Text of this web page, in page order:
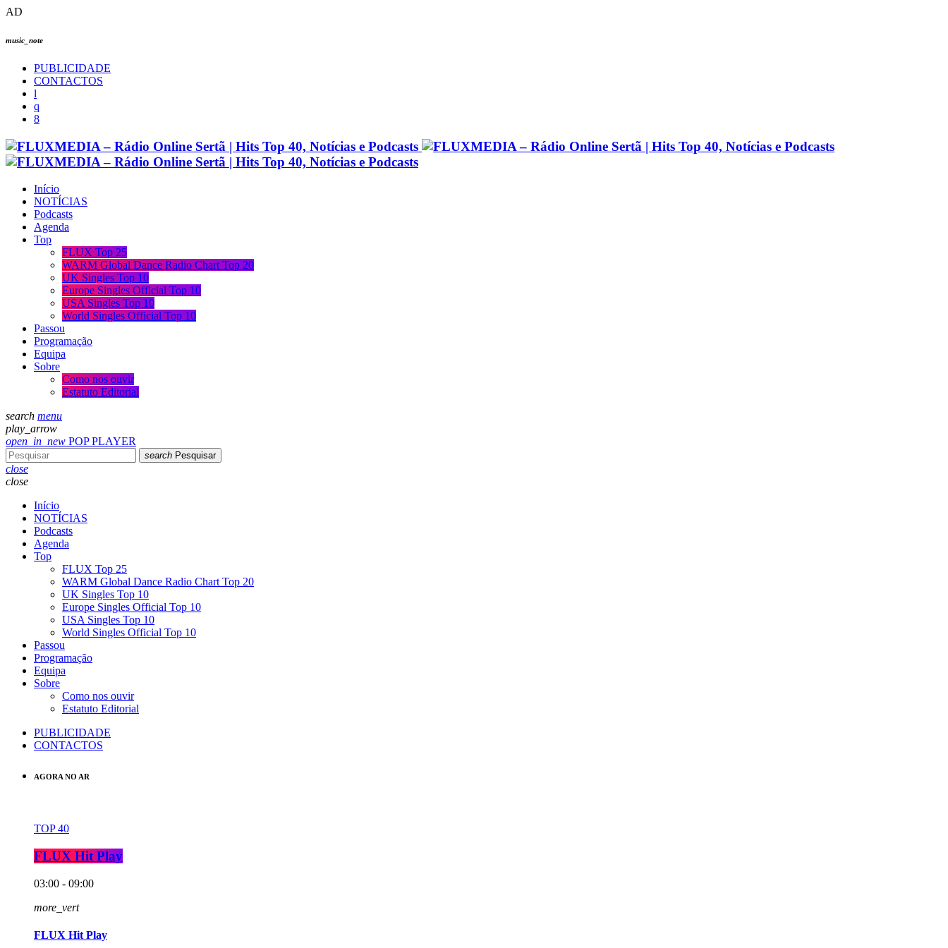
AD
music_note
PUBLICIDADE
CONTACTOS
Início
NOTÍCIAS
Podcasts
Agenda
Top
FLUX Top 25
WARM Global Dance Radio Chart Top 20
UK Singles Top 10
Europe Singles Official Top 10
USA Singles Top 10
World Singles Official Top 10
Passou
Programação
Equipa
Sobre
Como nos ouvir
Estatuto Editorial
search menu
play_arrow
open_in_new POP PLAYER
search Pesquisar
close
close
Início
NOTÍCIAS
Podcasts
Agenda
Top
FLUX Top 25
WARM Global Dance Radio Chart Top 20
UK Singles Top 10
Europe Singles Official Top 10
USA Singles Top 10
World Singles Official Top 10
Passou
Programação
Equipa
Sobre
Como nos ouvir
Estatuto Editorial
PUBLICIDADE
CONTACTOS
AGORA NO AR
TOP 40
FLUX Hit Play
03:00 - 09:00
more_vert
FLUX Hit Play